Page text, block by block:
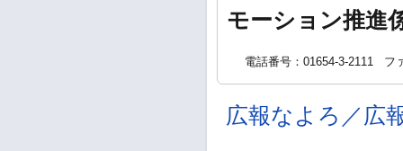
モーション推進
電話番号：01654-3-2111 フ
広報なよろ／広